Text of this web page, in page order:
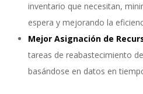
inventario que necesitan,
espera y mejorando la
Mejor Asignación de
tareas de reabastecimiento
basándose en datos en